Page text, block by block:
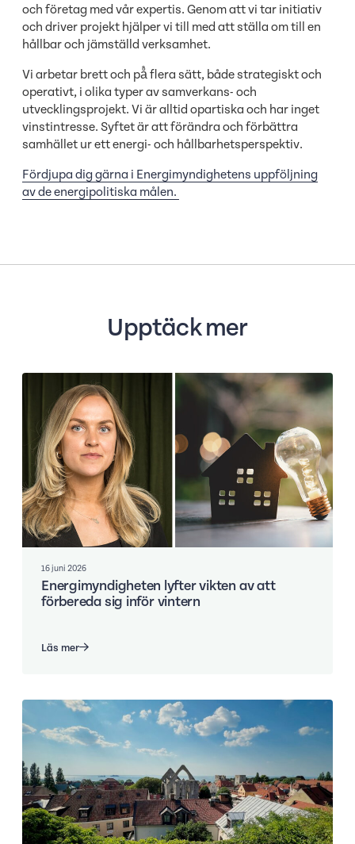
och företag med vår expertis. Genom att vi tar initiativ
och driver projekt hjälper vi till med att ställa om till en
hållbar och jämställd verksamhet.
Vi arbetar brett och på̊ flera sätt, både strategiskt och
operativt, i olika typer av samverkans- och
utvecklingsprojekt. Vi är alltid opartiska och har inget
vinstintresse. Syftet är att förändra och förbättra
samhället ur ett energi- och hållbarhetsperspektiv.
Fördjupa dig gärna i Energimyndighetens uppföljning
av de energipolitiska målen.
Upptäck mer
16 juni 2026
Energimyndigheten lyfter vikten av att
förbereda sig inför vintern
Läs mer